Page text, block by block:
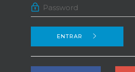
ENTRAR